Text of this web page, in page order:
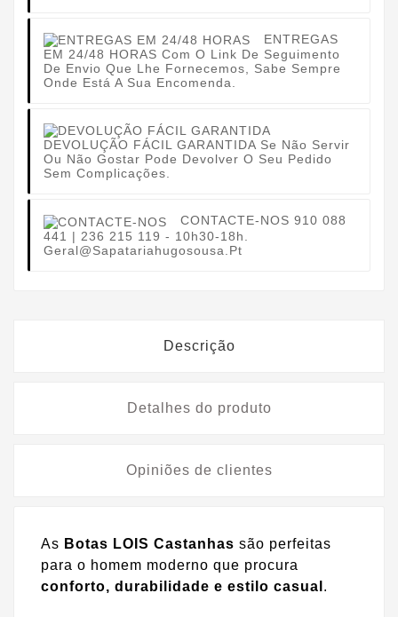
ENTREGAS
EM 24/48 HORAS Com O Link De Seguimento
De Envio Que Lhe Fornecemos, Sabe Sempre
Onde Está A Sua Encomenda.
DEVOLUÇÃO FÁCIL GARANTIDA Se Não Servir
Ou Não Gostar Pode Devolver O Seu Pedido
Sem Complicações.
CONTACTE-NOS 910 088
441 | 236 215 119 - 10h30-18h.
Geral@sapatariahugosousa.pt
Descrição
Detalhes do produto
Opiniões de clientes
As Botas LOIS Castanhas são perfeitas
para o homem moderno que procura
conforto, durabilidade e estilo casual .